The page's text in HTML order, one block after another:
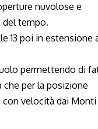
nuvolose e
del tempo.
13 poi in estensione
permettendo di
che per la posizione
con velocità dai Monti